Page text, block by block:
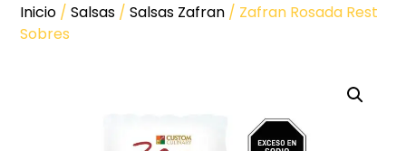
Inicio /Salsas /Salsas Zafran / Zafran Rosada Rest
Sobres